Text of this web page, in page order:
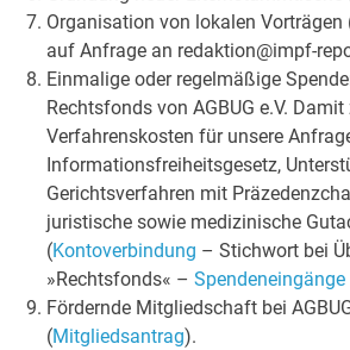
Organisation von lokalen Vorträgen
auf Anfrage an redaktion@impf-
Einmalige oder regelmäßige
Rechtsfonds von AGBUG e.V.
Verfahrenskosten für unsere
Informationsfreiheitsgesetz,
Gerichtsverfahren mit
juristische sowie medizinische
(Kontoverbindung – Stichwort bei
»Rechtsfonds« –
Fördernde Mitgliedschaft bei
(Mitgliedsantrag).